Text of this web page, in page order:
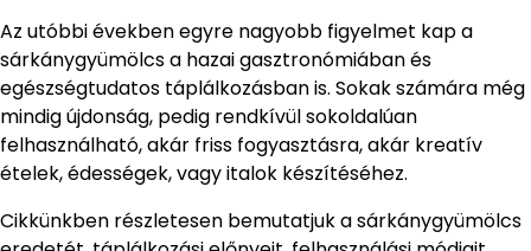
Az utóbbi években egyre nagyobb figyelmet kap a
sárkánygyümölcs a hazai gasztronómiában és
egészségtudatos táplálkozásban is. Sokak számára még
mindig újdonság, pedig rendkívül sokoldalúan
felhasználható, akár friss fogyasztásra, akár kreatív
ételek, édességek, vagy italok készítéséhez.
Cikkünkben részletesen bemutatjuk a sárkánygyümölcs